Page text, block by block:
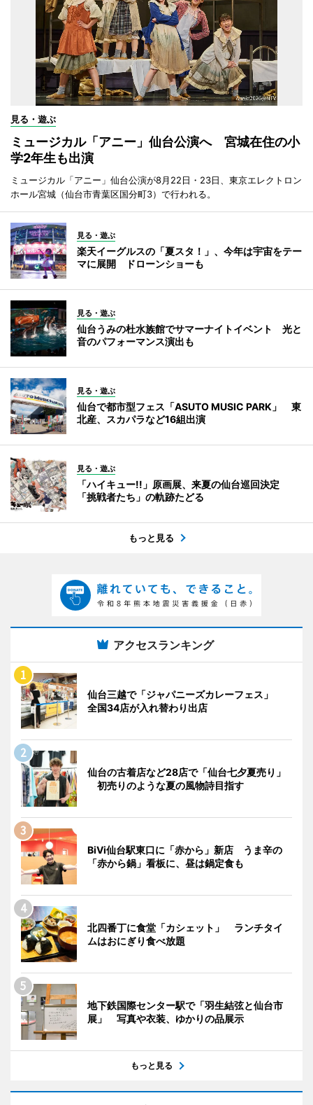
見る・遊ぶ
ミュージカル「アニー」仙台公演へ 宮城在住の小
学2年生も出演
ミュージカル「アニー」仙台公演が8月22日・23日、東京エレクトロン
ホール宮城（仙台市青葉区国分町3）で行われる。
見る・遊ぶ
楽天イーグルスの「夏スタ！」、今年は宇宙をテー
マに展開 ドローンショーも
見る・遊ぶ
仙台うみの杜水族館でサマーナイトイベント 光と
音のパフォーマンス演出も
見る・遊ぶ
仙台で都市型フェス「ASUTO MUSIC PARK」 東
北産、スカパラなど16組出演
見る・遊ぶ
「ハイキュー!!」原画展、来夏の仙台巡回決定
「挑戦者たち」の軌跡たどる
もっと見る
アクセスランキング
仙台三越で「ジャパニーズカレーフェス」
全国34店が入れ替わり出店
仙台の古着店など28店で「仙台七夕夏売り」
初売りのような夏の風物詩目指す
BiVi仙台駅東口に「赤から」新店 うま辛の
「赤から鍋」看板に、昼は鍋定食も
北四番丁に食堂「カシェット」 ランチタイ
ムはおにぎり食べ放題
地下鉄国際センター駅で「羽生結弦と仙台市
展」 写真や衣装、ゆかりの品展示
もっと見る